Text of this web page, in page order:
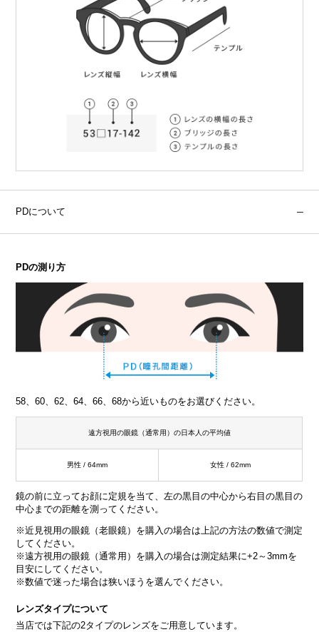
PDについて
PDの測り方
58、60、62、64、66、68から近いものをお選びください。
遠方視用の眼鏡（通常用）の日本人の平均値
男性 / 64mm 女性 / 62mm
鏡の前に立ってお顔に定規を当て、左の黒目の中心から右目の黒目の
中心までの距離を測ってください。
※近見視用の眼鏡（老眼鏡）を購入の場合は上記の方法の数値で測定
してください。
※遠方視用の眼鏡（通常用）を購入の場合は測定結果に+2～3mmを
目安にしてください。
※数値で迷った場合は狭いほうを選んでください。
レンズタイプについて
当店では下記の2タイプのレンズをご用意しています。